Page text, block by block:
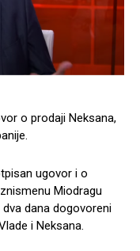
o prodaji Neksana,
ugovor i o
Miodragu
dana dogovoreni
i Neksana.